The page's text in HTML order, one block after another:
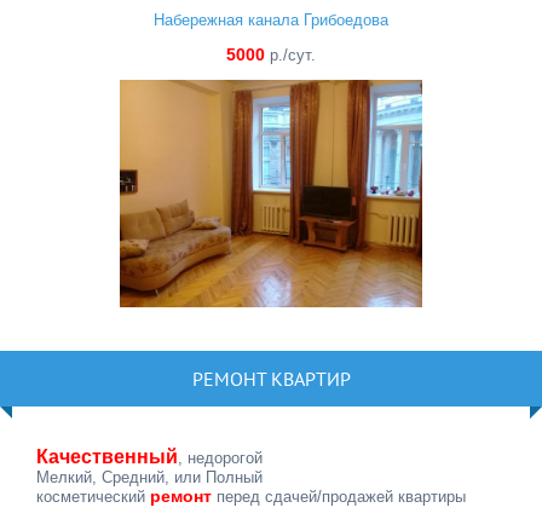
Набережная канала Грибоедова
5000 р./сут.
РЕМОНТ КВАРТИР
Качественный , недорогой
Мелкий, Средний, или Полный
косметический ремонт перед сдачей/продажей квартиры